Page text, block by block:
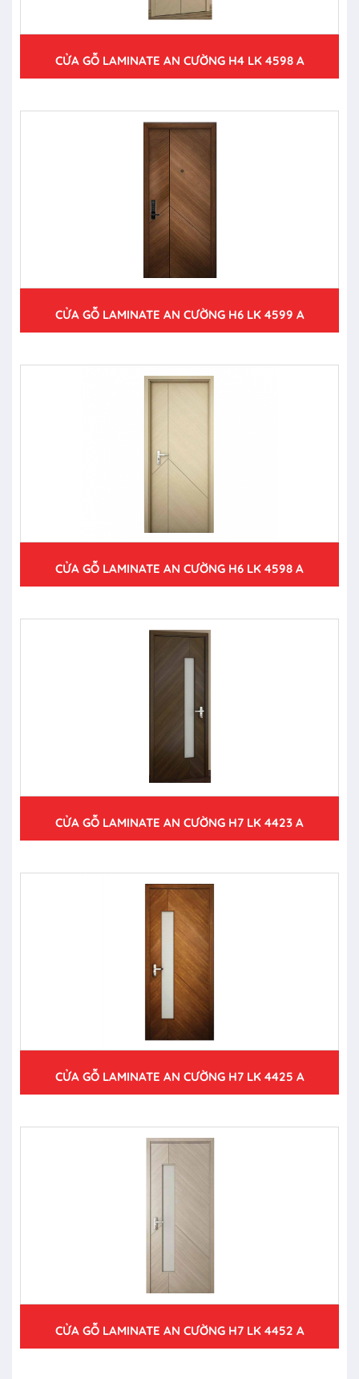
CỬA GỖ LAMINATE AN CƯỜNG H4 LK 4598 A
CỬA GỖ LAMINATE AN CƯỜNG H6 LK 4599 A
CỬA GỖ LAMINATE AN CƯỜNG H6 LK 4598 A
CỬA GỖ LAMINATE AN CƯỜNG H7 LK 4423 A
CỬA GỖ LAMINATE AN CƯỜNG H7 LK 4425 A
CỬA GỖ LAMINATE AN CƯỜNG H7 LK 4452 A